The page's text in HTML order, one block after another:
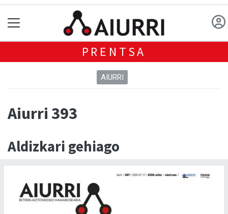
PRENTSA
AIURRI
Aiurri 393
Aldizkari gehiago